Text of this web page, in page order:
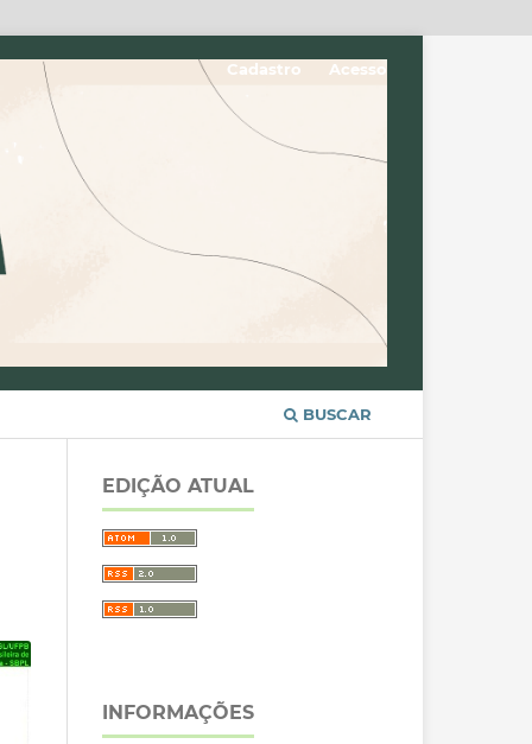
BUSCAR
Cadastro Acesso
EDIÇÃO ATUAL
INFORMAÇÕES